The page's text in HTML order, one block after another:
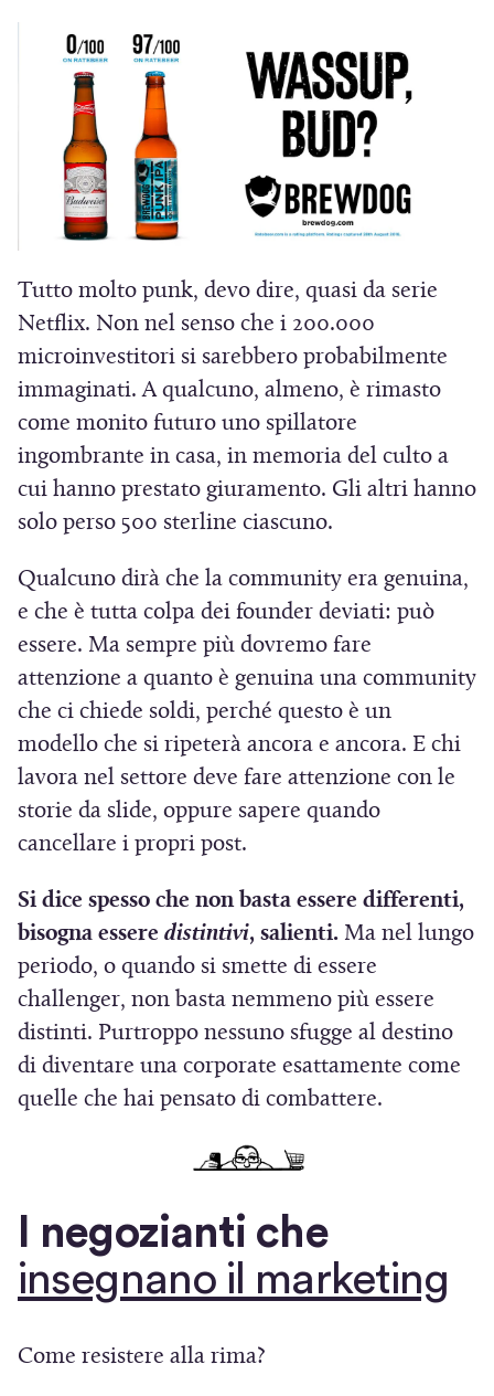
Tutto molto punk, devo dire, quasi da serie
Netflix. Non nel senso che i 200.000
microinvestitori si sarebbero probabilmente
immaginati. A qualcuno, almeno, è rimasto
come monito futuro uno spillatore
ingombrante in casa, in memoria del culto a
cui hanno prestato giuramento. Gli altri hanno
solo perso 500 sterline ciascuno.
Qualcuno dirà che la community era genuina,
e che è tutta colpa dei founder deviati: può
essere. Ma sempre più dovremo fare
attenzione a quanto è genuina una community
che ci chiede soldi, perché questo è un
modello che si ripeterà ancora e ancora. E chi
lavora nel settore deve fare attenzione con le
storie da slide, oppure sapere quando
cancellare i propri post.
Si dice spesso che non basta essere differenti,
bisogna essere distintivi, salienti. Ma nel lungo
periodo, o quando si smette di essere
challenger, non basta nemmeno più essere
distinti. Purtroppo nessuno sfugge al destino
di diventare una corporate esattamente come
quelle che hai pensato di combattere.
I negozianti che
insegnano il marketing
Come resistere alla rima?